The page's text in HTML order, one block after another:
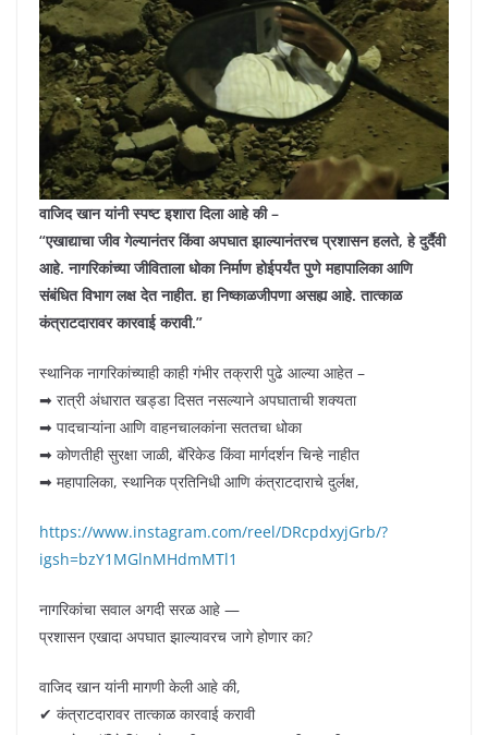
वाजिद खान यांनी स्पष्ट इशारा दिला आहे की –
“एखाद्याचा जीव गेल्यानंतर किंवा अपघात झाल्यानंतरच प्रशासन हलते, हे दुर्दैवी
आहे. नागरिकांच्या जीविताला धोका निर्माण होईपर्यंत पुणे महापालिका आणि
संबंधित विभाग लक्ष देत नाहीत. हा निष्काळजीपणा असह्य आहे. तात्काळ
कंत्राटदारावर कारवाई करावी.”
स्थानिक नागरिकांच्याही काही गंभीर तक्रारी पुढे आल्या आहेत –
➡ रात्री अंधारात खड्डा दिसत नसल्याने अपघाताची शक्यता
➡ पादचाऱ्यांना आणि वाहनचालकांना सततचा धोका
➡ कोणतीही सुरक्षा जाळी, बॅरिकेड किंवा मार्गदर्शन चिन्हे नाहीत
➡ महापालिका, स्थानिक प्रतिनिधी आणि कंत्राटदाराचे दुर्लक्ष,
https://www.instagram.com/reel/DRcpdxyjGrb/?
igsh=bzY1MGlnMHdmMTl1
नागरिकांचा सवाल अगदी सरळ आहे —
प्रशासन एखादा अपघात झाल्यावरच जागे होणार का?
वाजिद खान यांनी मागणी केली आहे की,
✔ कंत्राटदारावर तात्काळ कारवाई करावी